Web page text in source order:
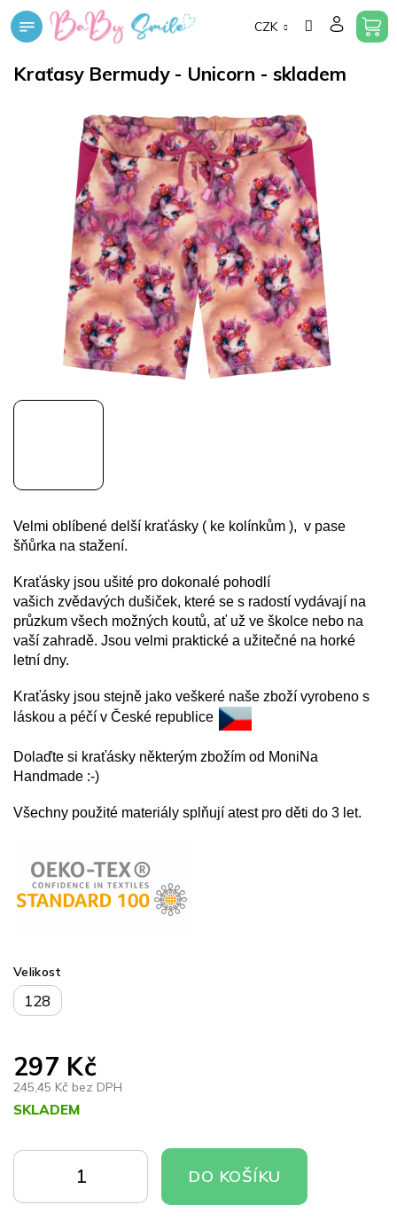
Přejít
na
CZK
Kraťasy Bermudy - Unicorn - skladem
297 Kč
245,45 Kč bez DPH
SKLADEM
cena:
Velikost
128
KOŠÍKU
KOŠÍKU
DO KOŠÍKU
Velmi oblíbené delší kraťásky ( ke kolínkům ), v pase
šňůrka na stažení.
Kraťásky jsou ušité pro dokonalé pohodlí
vašich zvědavých dušiček, které se s radostí vydávají na
průzkum všech možných koutů, ať už ve školce nebo na
vaší zahradě. Jsou velmi praktické a užitečné na horké
letní dny.
Kraťásky jsou stejně jako veškeré naše zboží vyrobeno s
láskou a péčí v České republice
Dolaďte si kraťásky některým zbožím od MoniNa
Handmade :-)
Všechny použité materiály splňují atest pro děti do 3 let.